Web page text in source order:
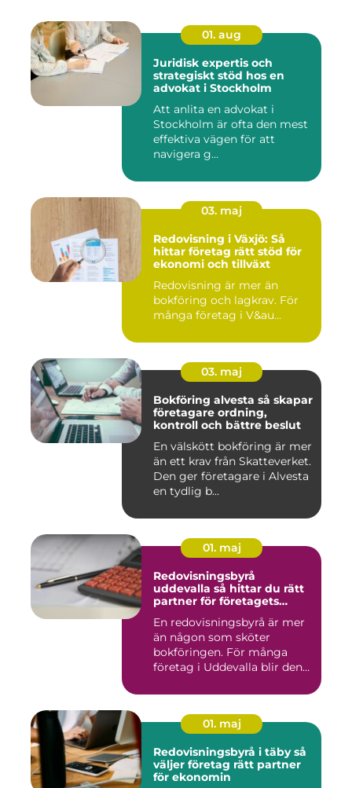
01. aug
Juridisk expertis och
strategiskt stöd hos en
advokat i Stockholm
Att anlita en advokat i
Stockholm är ofta den mest
effektiva vägen för att
navigera g...
03. maj
Redovisning i Växjö: Så
hittar företag rätt stöd för
ekonomi och tillväxt
Redovisning är mer än
bokföring och lagkrav. För
många företag i V&au...
03. maj
Bokföring alvesta så skapar
företagare ordning,
kontroll och bättre beslut
En välskött bokföring är mer
än ett krav från Skatteverket.
Den ger företagare i Alvesta
en tydlig b...
01. maj
Redovisningsbyrå
uddevalla så hittar du rätt
partner för företagets
En redovisningsbyrå är mer
än någon som sköter
bokföringen. För många
företag i Uddevalla blir den
01. maj
Redovisningsbyrå i täby så
väljer företag rätt partner
för ekonomin